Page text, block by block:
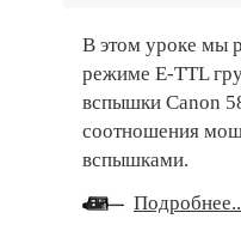
В этом уроке мы
режиме E-TTL
вспышки Canon
соотношения
вспышками.